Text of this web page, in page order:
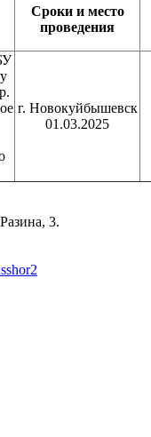
Сроки и место
проведения
г. Новокуйбышевск
01.03.2025
3.